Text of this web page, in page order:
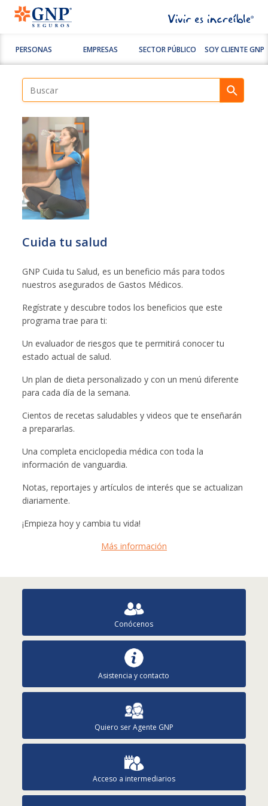
PERSONAS EMPRESAS SECTOR PÚBLICO SOY CLIENTE GNP
Cuida tu salud
GNP Cuida tu Salud, es un beneficio más para todos
nuestros asegurados de Gastos Médicos.
Regístrate y descubre todos los beneficios que este
programa trae para ti:
Un evaluador de riesgos que te permitirá conocer tu
estado actual de salud.
Un plan de dieta personalizado y con un menú diferente
para cada día de la semana.
Cientos de recetas saludables y videos que te enseñarán
a prepararlas.
Una completa enciclopedia médica con toda la
información de vanguardia.
Notas, reportajes y artículos de interés que se actualizan
diariamente.
¡Empieza hoy y cambia tu vida!
Más información
Conócenos
Asistencia y contacto
Quiero ser Agente GNP
Acceso a intermediarios